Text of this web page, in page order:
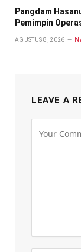
Pangdam
Pemimpin
AGUSTUS 8, 2026
LEAVE A